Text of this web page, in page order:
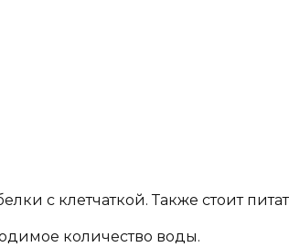
с клетчаткой. Также стоит
количество воды.